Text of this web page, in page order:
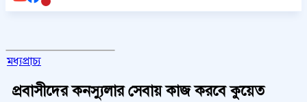
মধ্যপ্রাচ্য
প্রবাসীদের কনস্যুলার সেবায় কাজ করবে কুয়েত